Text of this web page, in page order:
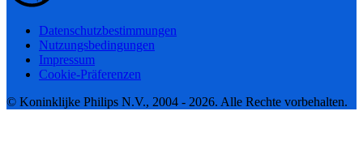
Datenschutzbestimmungen
Nutzungsbedingungen
Impressum
Cookie-Präferenzen
© Koninklijke Philips N.V., 2004 - 2026. Alle Rechte vorbehalten.